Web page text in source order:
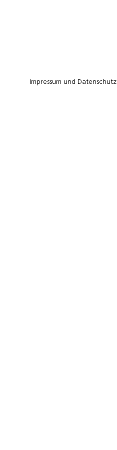
Impressum und Datenschutz